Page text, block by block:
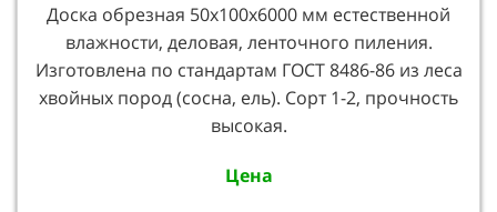
Доска обрезная 50х100х6000 мм естественной
влажности, деловая, ленточного пиления.
Изготовлена по стандартам ГОСТ 8486-86 из леса
хвойных пород (сосна, ель). Сорт 1-2, прочность
высокая.
Цена